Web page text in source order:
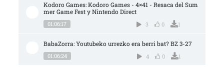
Kodoro Games: Kodoro Games - 4×41 - Resaca del Sum
mer Game Fest y Nintendo Direct
01:06:17 3 0 1
BabaZorra: Youtubeko urrezko era berri bat? BZ 3-27
01:06:24 4 0 1